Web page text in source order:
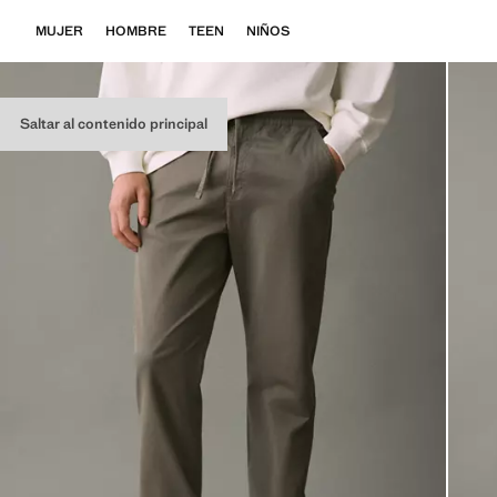
Saltar al contenido principal
MUJER HOMBRE TEEN NIÑOS